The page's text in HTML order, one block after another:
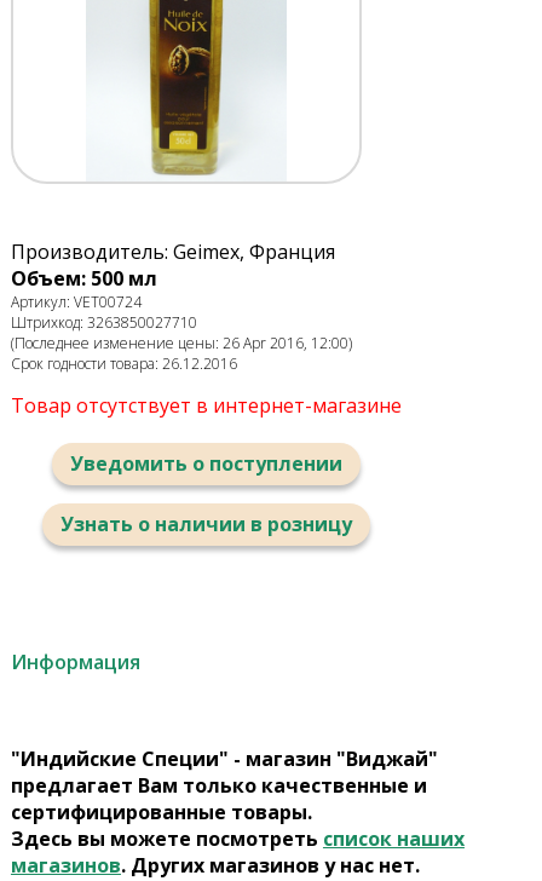
Производитель: Geimex, Франция
Объем: 500 мл
Артикул: VET00724
Штрихкод: 3263850027710
(Последнее изменение цены: 26 Apr 2016, 12:00)
Срок годности товара: 26.12.2016
Товар отсутствует в интернет-магазине
Уведомить о поступлении
Узнать о наличии в розницу
Информация
"Индийские Специи" - магазин "Виджай"
предлагает Вам только качественные и
сертифицированные товары.
Здесь вы можете посмотреть список наших
магазинов. Других магазинов у нас нет.